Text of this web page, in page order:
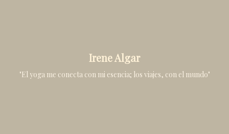
Irene Algar
"El yoga me conecta con mi esencia; los viajes, con el mundo"